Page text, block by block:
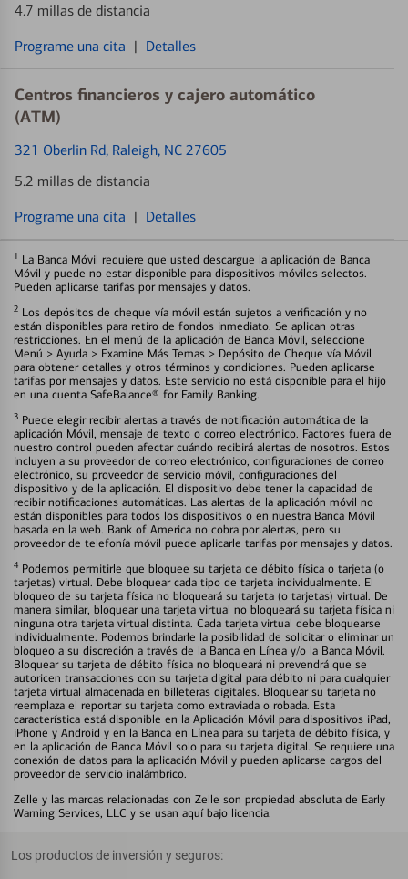
4.7 millas de distancia
Programe una cita | Detalles
Centros financieros y cajero automático
(ATM)
321 Oberlin Rd, Raleigh, NC 27605
5.2 millas de distancia
Programe una cita | Detalles
1 La Banca Móvil requiere que usted descargue la aplicación de Banca
Móvil y puede no estar disponible para dispositivos móviles selectos.
Pueden aplicarse tarifas por mensajes y datos.
2 Los depósitos de cheque vía móvil están sujetos a verificación y no
están disponibles para retiro de fondos inmediato. Se aplican otras
restricciones. En el menú de la aplicación de Banca Móvil, seleccione
Menú > Ayuda > Examine Más Temas > Depósito de Cheque vía Móvil
para obtener detalles y otros términos y condiciones. Pueden aplicarse
tarifas por mensajes y datos. Este servicio no está disponible para el hijo
en una cuenta SafeBalance® for Family Banking.
3 Puede elegir recibir alertas a través de notificación automática de la
aplicación Móvil, mensaje de texto o correo electrónico. Factores fuera de
nuestro control pueden afectar cuándo recibirá alertas de nosotros. Estos
incluyen a su proveedor de correo electrónico, configuraciones de correo
electrónico, su proveedor de servicio móvil, configuraciones del
dispositivo y de la aplicación. El dispositivo debe tener la capacidad de
recibir notificaciones automáticas. Las alertas de la aplicación móvil no
están disponibles para todos los dispositivos o en nuestra Banca Móvil
basada en la web. Bank of America no cobra por alertas, pero su
proveedor de telefonía móvil puede aplicarle tarifas por mensajes y datos.
4 Podemos permitirle que bloquee su tarjeta de débito física o tarjeta (o
tarjetas) virtual. Debe bloquear cada tipo de tarjeta individualmente. El
bloqueo de su tarjeta física no bloqueará su tarjeta (o tarjetas) virtual. De
manera similar, bloquear una tarjeta virtual no bloqueará su tarjeta física ni
ninguna otra tarjeta virtual distinta. Cada tarjeta virtual debe bloquearse
individualmente. Podemos brindarle la posibilidad de solicitar o eliminar un
bloqueo a su discreción a través de la Banca en Línea y/o la Banca Móvil.
Bloquear su tarjeta de débito física no bloqueará ni prevendrá que se
autoricen transacciones con su tarjeta digital para débito ni para cualquier
tarjeta virtual almacenada en billeteras digitales. Bloquear su tarjeta no
reemplaza el reportar su tarjeta como extraviada o robada. Esta
característica está disponible en la Aplicación Móvil para dispositivos iPad,
iPhone y Android y en la Banca en Línea para su tarjeta de débito física, y
en la aplicación de Banca Móvil solo para su tarjeta digital. Se requiere una
conexión de datos para la aplicación Móvil y pueden aplicarse cargos del
proveedor de servicio inalámbrico.
Zelle y las marcas relacionadas con Zelle son propiedad absoluta de Early
Warning Services, LLC y se usan aquí bajo licencia.
Los productos de inversión y seguros: